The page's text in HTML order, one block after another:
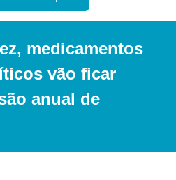
medicamentos
vão ficar
anual de